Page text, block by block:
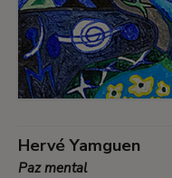
Hervé Yamguen
Paz mental